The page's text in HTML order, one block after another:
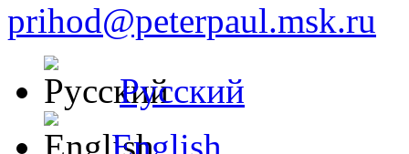
prihod@peterpaul.msk.ru
Русский